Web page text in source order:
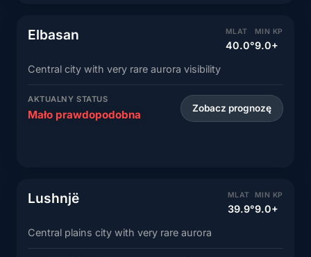
Elbasan MLAT
40.0°
MIN KP
9.0+
Central city with very rare aurora visibility
AKTUALNY STATUS
Mało prawdopodobna Zobacz prognozę
Lushnjë MLAT
39.9°
MIN KP
9.0+
Central plains city with very rare aurora